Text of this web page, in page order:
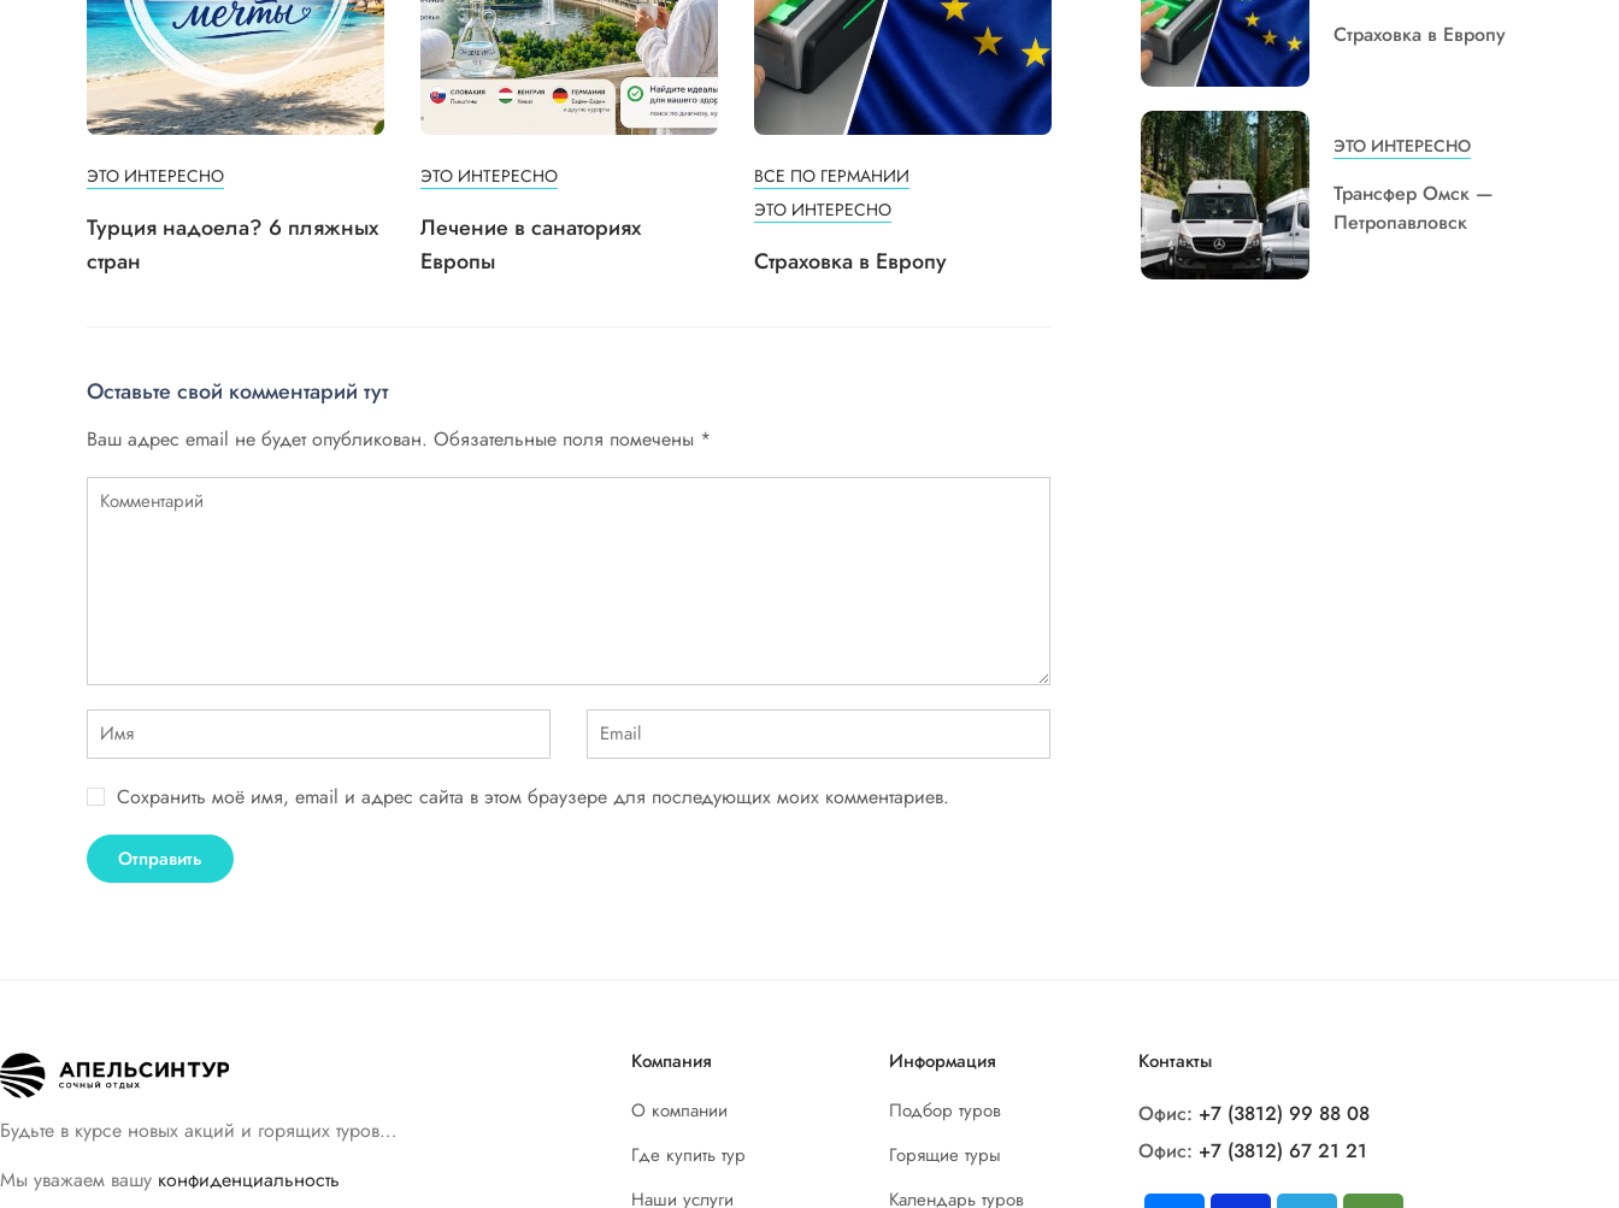
ЭТО ИНТЕРЕСНО
Турция надоела? 6 пляжных
стран
ЭТО ИНТЕРЕСНО
Лечение в санаториях
Европы
ВСЕ ПО ГЕРМАНИИ
ЭТО ИНТЕРЕСНО
Страховка в Европу
Оставьте свой комментарий тут
Ваш адрес email не будет опубликован. Обязательные поля помечены *
Сохранить моё имя, email и адрес сайта в этом браузере для последующих моих комментариев.
Страховка в Европу
ЭТО ИНТЕРЕСНО
Трансфер Омск —
Петропавловск
Будьте в курсе новых акций и горящих туров…
Мы уважаем вашу конфиденциальность
Компания
О компании
Где купить тур
Наши услуги
Информация
Подбор туров
Горящие туры
Календарь туров
Контакты
Офис: +7 (3812) 99 88 08
Офис: +7 (3812) 67 21 21